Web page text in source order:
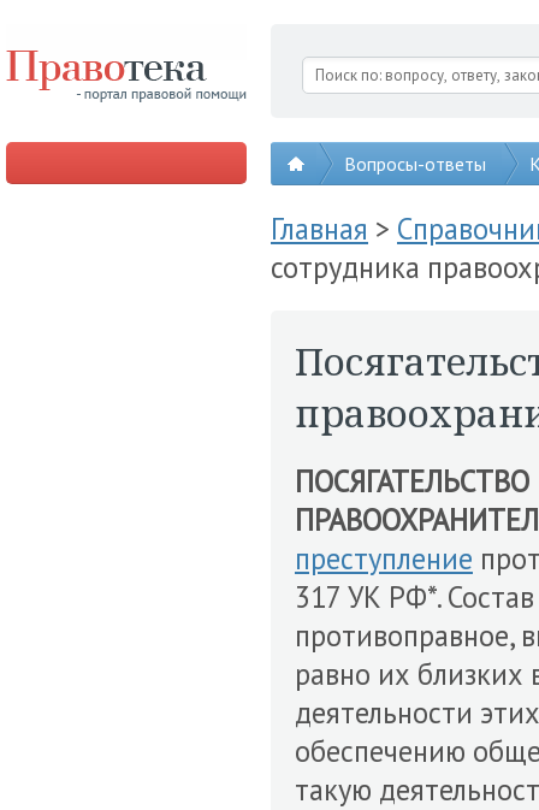
Вопросы-ответы
Главная >
сотрудника
преступление
317 УК РФ*.
противоправное,
равно их близких
деятельности
обеспечению
такую